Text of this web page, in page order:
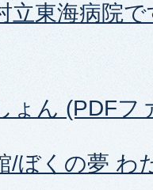
立東海病院
ょん (PDFフ
/ぼくの夢 わ